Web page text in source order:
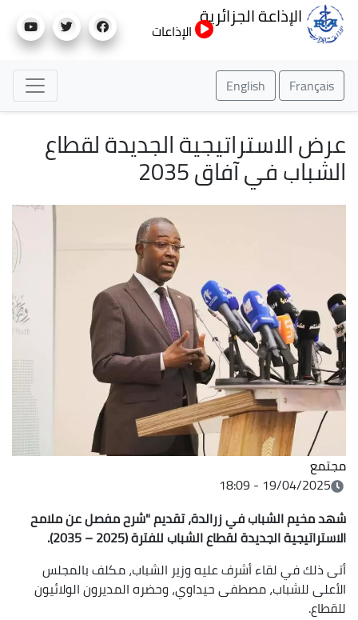
إلى
الإذاعة الجزائرية
الإذاعات
Français
English
عرض الاستراتيجية الجديدة لقطاع
الشباب في آفاق 2035
مجتمع
19/04/2025 - 18:09
شهد مخيم الشباب في زرالدة، تقديم "شرح مفصل عن ملامح
الاستراتيجية الجديدة لقطاع الشباب للفترة (2025 – 2035).
أتى ذلك في لقاء أشرف عليه وزير الشباب، مكلف بالمجلس
الأعلى للشباب، مصطفى حيداوي، وحضره المديرون الولائيون
للقطاع.